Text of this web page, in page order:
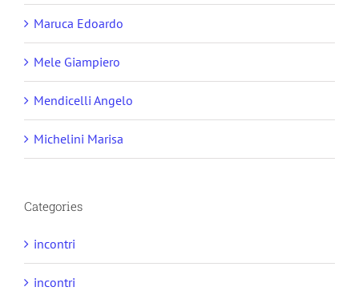
Maruca Edoardo
Mele Giampiero
Mendicelli Angelo
Michelini Marisa
Categories
incontri
incontri